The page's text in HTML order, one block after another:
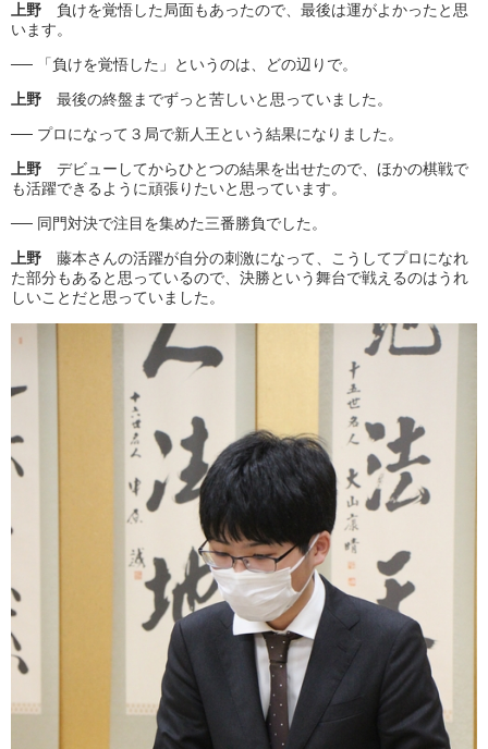
上野 負けを覚悟した局面もあったので、最後は運がよかったと思
います。
── 「負けを覚悟した」というのは、どの辺りで。
上野 最後の終盤までずっと苦しいと思っていました。
── プロになって３局で新人王という結果になりました。
上野 デビューしてからひとつの結果を出せたので、ほかの棋戦で
も活躍できるように頑張りたいと思っています。
── 同門対決で注目を集めた三番勝負でした。
上野 藤本さんの活躍が自分の刺激になって、こうしてプロになれ
た部分もあると思っているので、決勝という舞台で戦えるのはうれ
しいことだと思っていました。